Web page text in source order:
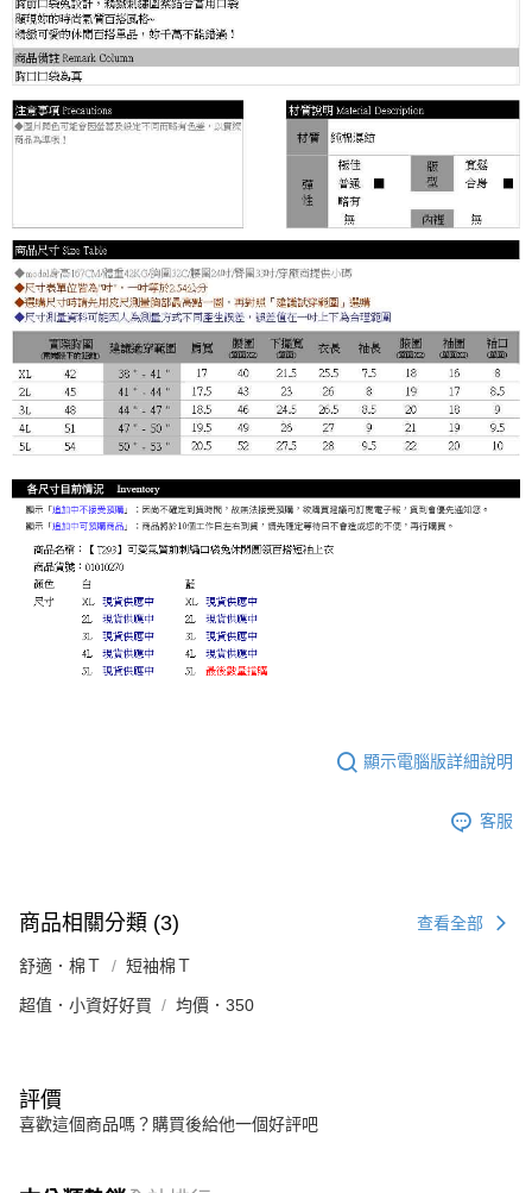
顯示電腦版詳細說明
客服
商品相關分類 (3) 查看全部
舒適．棉Ｔ 短袖棉Ｔ
超值．小資好好買 均價．350
評價
喜歡這個商品嗎？購買後給他一個好評吧